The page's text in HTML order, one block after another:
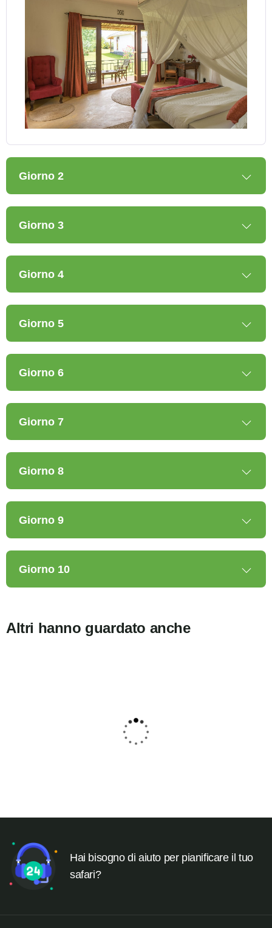
Giorno 2
Giorno 3
Giorno 4
Giorno 5
Giorno 6
Giorno 7
Giorno 8
Giorno 9
Giorno 10
Altri hanno guardato anche
Hai bisogno di aiuto per pianificare il tuo
safari?